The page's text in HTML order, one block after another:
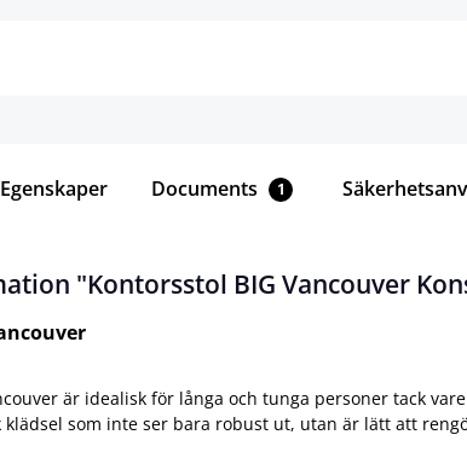
Egenskaper Documents 1
"Kontorsstol BIG Vancouver
är idealisk för långa och tunga personer tack
som inte ser bara robust ut, utan är lätt att